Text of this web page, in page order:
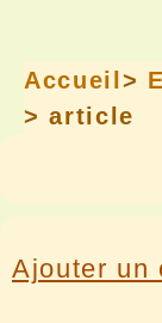
Accueil >
> article
Ajouter un